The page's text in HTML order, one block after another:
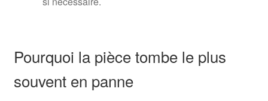
Pourquoi la pièce tombe le plus
souvent en panne